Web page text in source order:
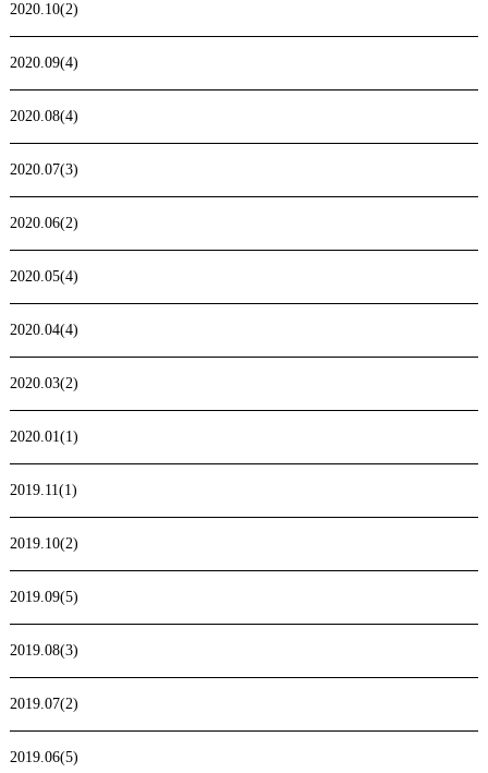
2020.10(2)
2020.09(4)
2020.08(4)
2020.07(3)
2020.06(2)
2020.05(4)
2020.04(4)
2020.03(2)
2020.01(1)
2019.11(1)
2019.10(2)
2019.09(5)
2019.08(3)
2019.07(2)
2019.06(5)